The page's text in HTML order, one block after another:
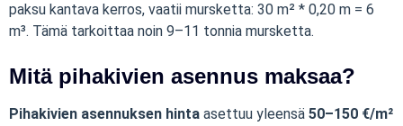
paksu kantava kerros, vaatii mursketta: 30 m² * 0,20 m = 6
m³. Tämä tarkoittaa noin 9–11 tonnia mursketta.
Mitä pihakivien asennus maksaa?
Pihakivien asennuksen hinta asettuu yleensä 50–150 €/m²